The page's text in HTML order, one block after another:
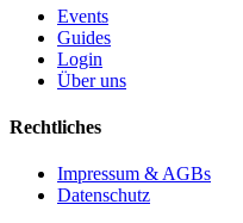
Events
Guides
Login
Über uns
Rechtliches
Impressum & AGBs
Datenschutz